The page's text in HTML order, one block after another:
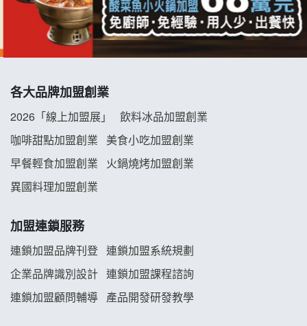
冬城門加盟說明會
龍涎居好湯加盟說明會
舒油頭加盟說明會
義氣豐發雞加盟說明會
Mr.Wish加盟說明會
各大品牌加盟創業
2026「線上加盟展」
飲料冰品加盟創業
咖啡甜點加盟創業
美食小吃加盟創業
早餐輕食加盟創業
火鍋燒烤加盟創業
異國料理加盟創業
加盟連鎖服務
連鎖加盟品牌刊登 連鎖加盟系統規劃
企業品牌識別設計 連鎖加盟課程諮詢
連鎖加盟顧問輔導 產品開發研發教學